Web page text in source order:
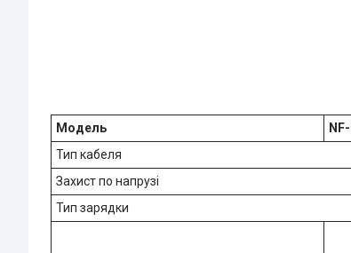
Модель
Тип кабеля
Захист по напрузі
Тип зарядки